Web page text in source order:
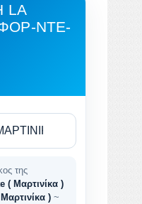
LA
ΝΤΕ-
της
( Μαρτινίκα )
) ~